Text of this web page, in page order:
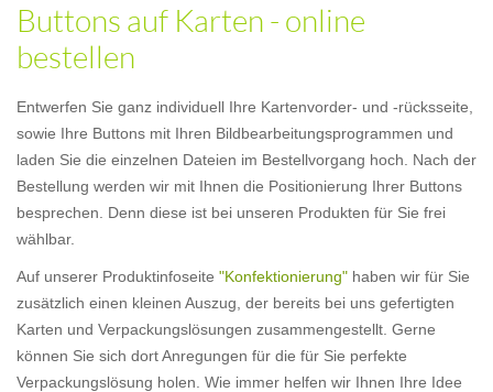
Buttons auf Karten - online
bestellen
Entwerfen Sie ganz individuell Ihre Kartenvorder- und -rücksseite,
sowie Ihre Buttons mit Ihren Bildbearbeitungsprogrammen und
laden Sie die einzelnen Dateien im Bestellvorgang hoch. Nach der
Bestellung werden wir mit Ihnen die Positionierung Ihrer Buttons
besprechen. Denn diese ist bei unseren Produkten für Sie frei
wählbar.
Auf unserer Produktinfoseite "Konfektionierung" haben wir für Sie
zusätzlich einen kleinen Auszug, der bereits bei uns gefertigten
Karten und Verpackungslösungen zusammengestellt. Gerne
können Sie sich dort Anregungen für die für Sie perfekte
Verpackungslösung holen. Wie immer helfen wir Ihnen Ihre Idee